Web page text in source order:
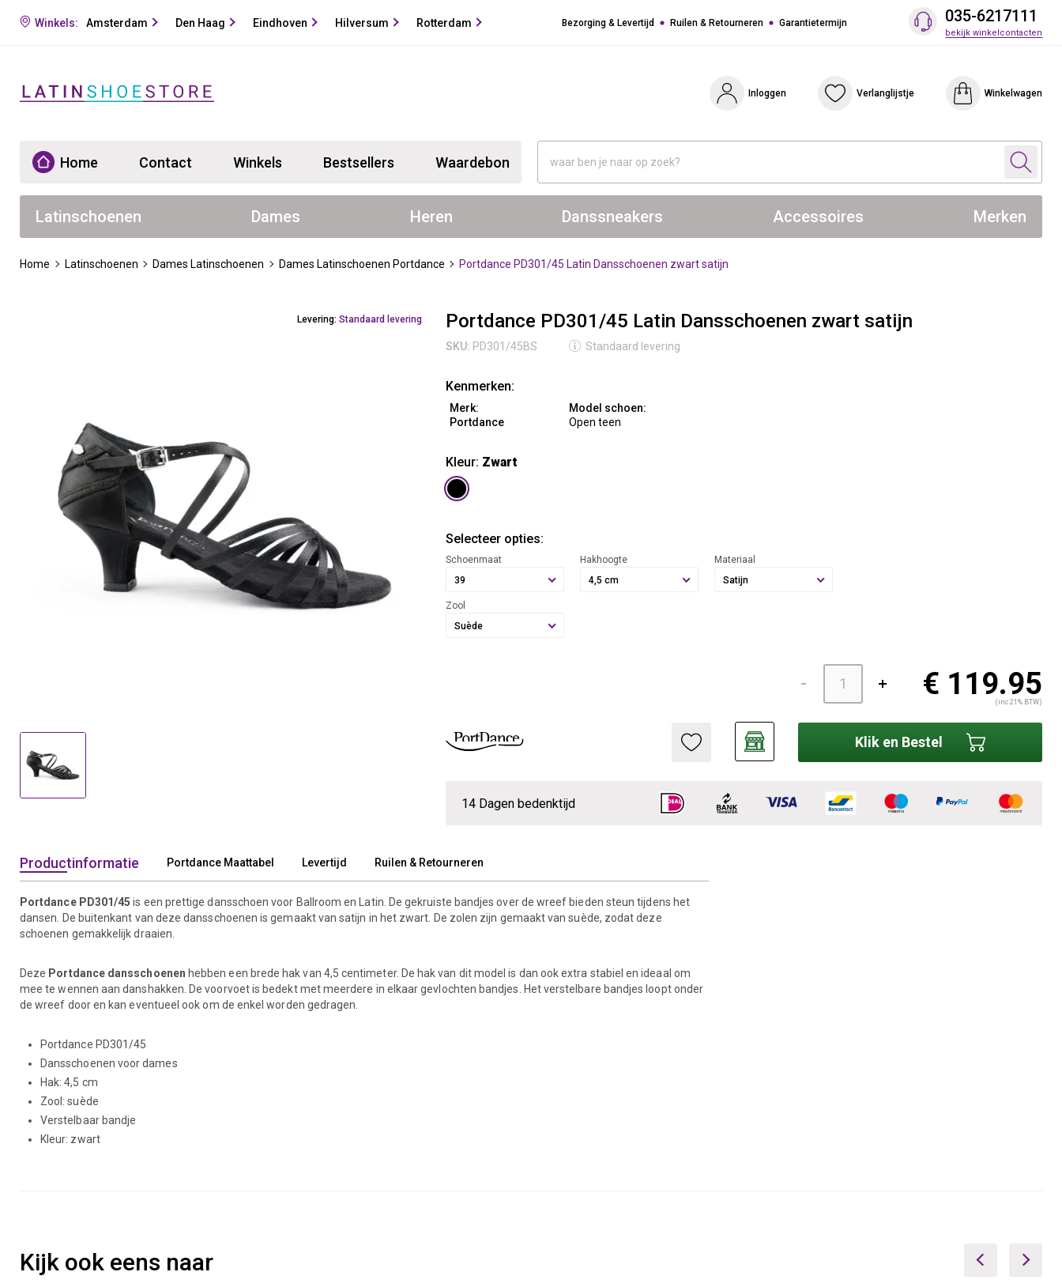
Winkels: Amsterdam Den Haag Eindhoven Hilversum Rotterdam Bezorging & Levertijd Ruilen & Retourneren Garantietermijn 035-6217111
bekijk winkelcontacten
Inloggen Verlanglijstje Winkelwagen
Home Contact Winkels Bestsellers Waardebon
Latinschoenen Dames Heren Danssneakers Accessoires Merken
Home Latinschoenen Dames Latinschoenen Dames Latinschoenen Portdance Portdance PD301/45 Latin Dansschoenen zwart satijn
Levering:Standaard levering Portdance PD301/45 Latin Dansschoenen zwart satijn
SKU: PD301/45BS Standaard levering
Kenmerken:
Merk:
Portdance
Model schoen:
Open teen
Kleur: Zwart
Selecteer opties:
Schoenmaat
39
Hakhoogte
4,5 cm
Materiaal
Satijn
Zool
Suède
€ 119.95
(inc 21% BTW)
Klik en Bestel
14 Dagen bedenktijd
Productinformatie Portdance Maattabel Levertijd Ruilen & Retourneren
Portdance PD301/45 is een prettige dansschoen voor Ballroom en Latin. De gekruiste bandjes over de wreef bieden steun tijdens het
dansen. De buitenkant van deze dansschoenen is gemaakt van satijn in het zwart. De zolen zijn gemaakt van suède, zodat deze
schoenen gemakkelijk draaien.
Deze Portdance dansschoenen hebben een brede hak van 4,5 centimeter. De hak van dit model is dan ook extra stabiel en ideaal om
mee te wennen aan danshakken. De voorvoet is bedekt met meerdere in elkaar gevlochten bandjes. Het verstelbare bandjes loopt onder
de wreef door en kan eventueel ook om de enkel worden gedragen.
Portdance PD301/45
Dansschoenen voor dames
Hak: 4,5 cm
Zool: suède
Verstelbaar bandje
Kleur: zwart
Kijk ook eens naar